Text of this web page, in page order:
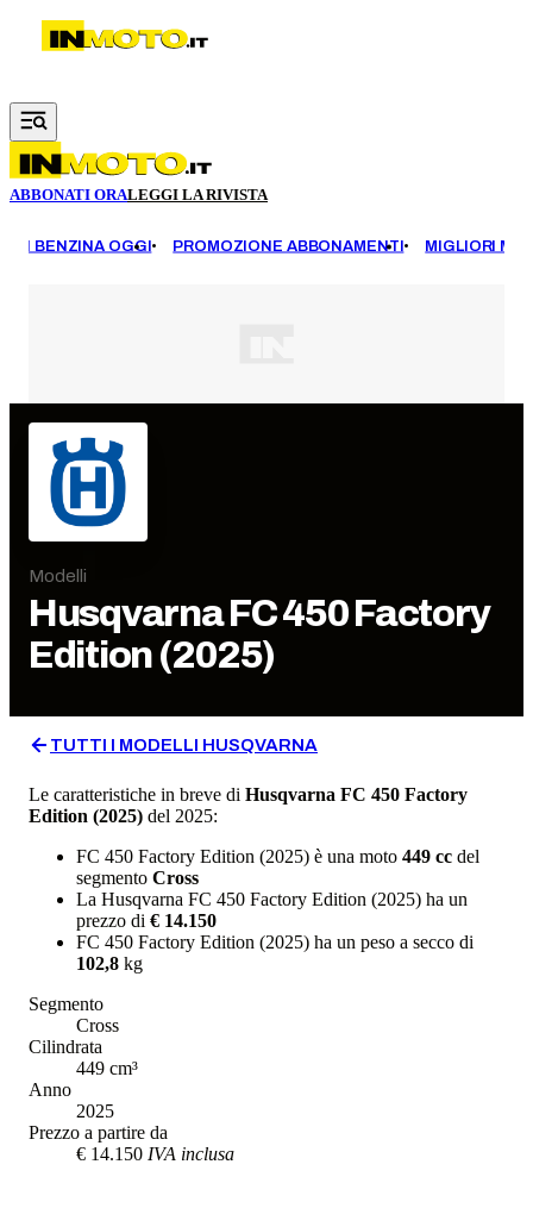
Vai al contenuto principale
ABBONATI ORALEGGI LA RIVISTA
BENZINA OGGI PROMOZIONE ABBONAMENTI MIGLIORI
Modelli
HusqvarnaFC 450 Factory
Edition (2025)
TUTTI I MODELLI HUSQVARNA
Le caratteristiche in breve di Husqvarna FC 450 Factory
Edition (2025) del 2025:
FC 450 Factory Edition (2025) è una moto 449 cc del
segmento Cross
La Husqvarna FC 450 Factory Edition (2025) ha un
prezzo di € 14.150
FC 450 Factory Edition (2025) ha un peso a secco di
102,8 kg
Segmento
Cross
Cilindrata
449 cm³
Anno
2025
Prezzo a partire da
€ 14.150 IVA inclusa